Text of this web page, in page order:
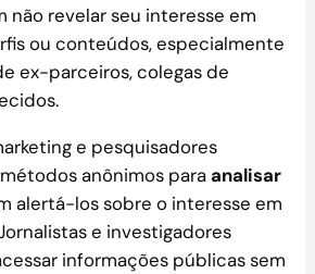
não revelar seu interesse em
ou conteúdos, especialmente
ex-parceiros, colegas de
e pesquisadores
anônimos para analisar
alertá-los sobre o interesse em
e investigadores
informações públicas sem